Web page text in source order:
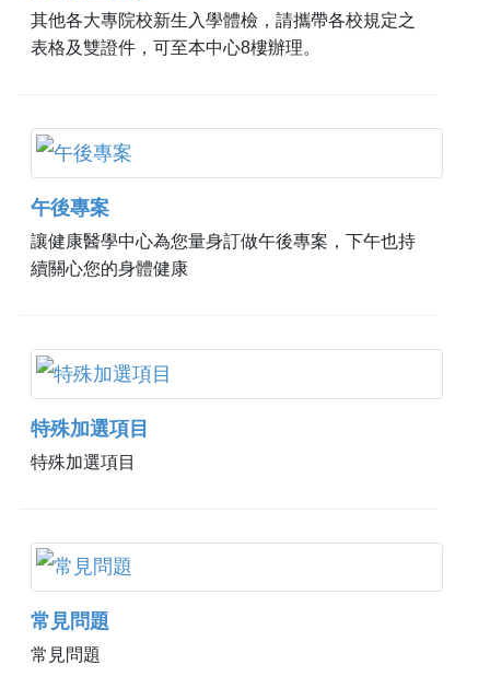
其他各大專院校新生入學體檢，請攜帶各校規定之
表格及雙證件，可至本中心8樓辦理。
午後專案
讓健康醫學中心為您量身訂做午後專案，下午也持
續關心您的身體健康
特殊加選項目
特殊加選項目
常見問題
常見問題